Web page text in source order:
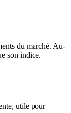
du marché. Au-
son indice.
utile pour